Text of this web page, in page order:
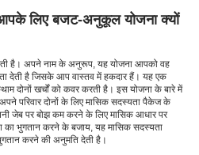
आपके लिए बजट-अनुकूल योजना क्यों
है। अपने नाम के अनुरूप, यह योजना आपको वह
देती है जिसके आप वास्तव में हकदार हैं। यह एक
दोनों खर्चों को कवर करती है। इस योजना के बारे में
परिवार दोनों के लिए मासिक सदस्यता पैकेज के
जेब पर बोझ कम करने के लिए मासिक आधार पर
का भुगतान करने के बजाय, यह मासिक सदस्यता
करने की अनुमति देती है।